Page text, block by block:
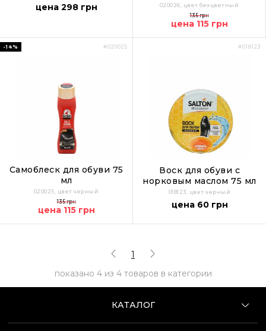
цена 298 грн 020026, цвет безцветный
135 грн
цена 115 грн
#020025
-14%
Самоблеск для обуви 75
мл
020025, цвет черный
135 грн
цена 115 грн
#018123
Воск для обуви с
норковым маслом 75 мл
018123, цвет черный
цена 60 грн
1
показано 4 из 4 товаров в категории
КАТАЛОГ